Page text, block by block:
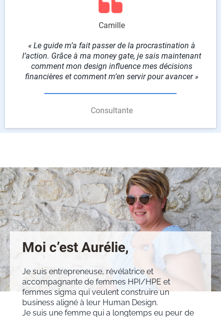
Camille
« Le guide m’a fait passer de la procrastination à
l’action. Grâce à ma money gate, je sais maintenant
comment mon design influence mes décisions
financières et comment m’en servir pour avancer »
Consultante
Moi c’est Aurélie,
Je suis entrepreneuse, révélatrice et
accompagnante de femmes HPI/HPE et
femmes sigma qui veulent construire un
business aligné à leur Human Design.
Je suis une femme qui a longtemps eu peur de